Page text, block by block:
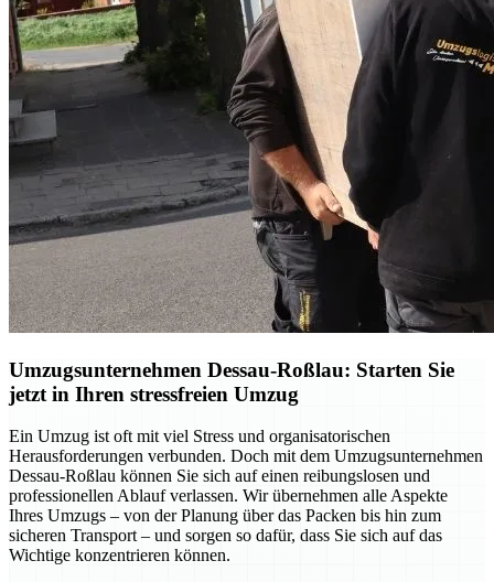
Umzugsunternehmen Dessau-Roßlau: Starten Sie
jetzt in Ihren stressfreien Umzug
Ein Umzug ist oft mit viel Stress und organisatorischen
Herausforderungen verbunden. Doch mit dem Umzugsunternehmen
Dessau-Roßlau können Sie sich auf einen reibungslosen und
professionellen Ablauf verlassen. Wir übernehmen alle Aspekte
Ihres Umzugs – von der Planung über das Packen bis hin zum
sicheren Transport – und sorgen so dafür, dass Sie sich auf das
Wichtige konzentrieren können.